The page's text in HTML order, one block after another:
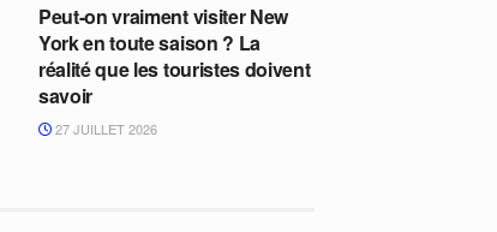
Peut-on vraiment visiter New
York en toute saison ? La
réalité que les touristes doivent
savoir
27 JUILLET 2026